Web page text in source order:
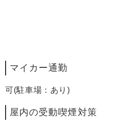
マイカー通勤
可(駐車場：あり)
屋内の受動喫煙対策